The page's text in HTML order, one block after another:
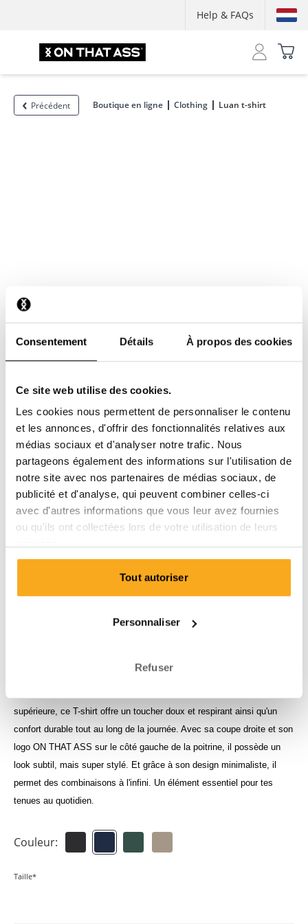
Consentement Détails À propos des cookies
Ce site web utilise des cookies.
Les cookies nous permettent de personnaliser le contenu
et les annonces, d'offrir des fonctionnalités relatives aux
médias sociaux et d'analyser notre trafic. Nous
partageons également des informations sur l'utilisation de
notre site avec nos partenaires de médias sociaux, de
publicité et d'analyse, qui peuvent combiner celles-ci
avec d'autres informations que vous leur avez fournies
ou qu'ils ont collectées lors de votre utilisation de leurs
Tout autoriser
Personnaliser
Refuser
Help & FAQs
Précédent Boutique en ligne Clothing Luan t-shirt
75 €
Connecte-toi pour consuslter tes crédits
supérieure, ce T-shirt offre un toucher doux et respirant ainsi qu'un
confort durable tout au long de la journée. Avec sa coupe droite et son
logo ON THAT ASS sur le côté gauche de la poitrine, il possède un
look subtil, mais super stylé. Et grâce à son design minimaliste, il
permet des combinaisons à l'infini. Un élément essentiel pour tes
tenues au quotidien.
Couleur:
Taille*